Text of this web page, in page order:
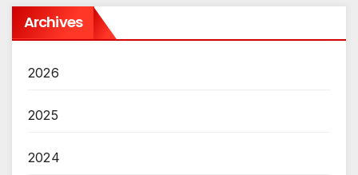
Archives
2026
2025
2024